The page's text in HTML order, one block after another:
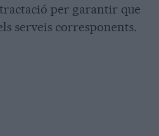
per garantir que
serveis corresponents.